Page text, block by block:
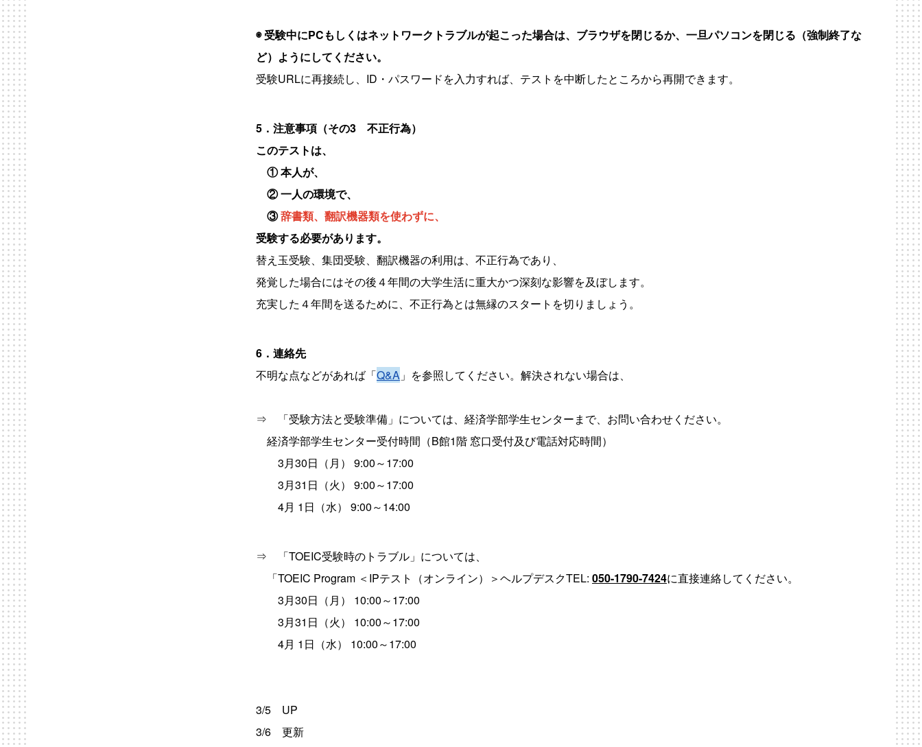
◉ 受験中にPCもしくはネットワークトラブルが起こった場合は、ブラウザを閉じるか、一旦パソコンを閉じる（強制終了な
ど）ようにしてください。
受験URLに再接続し、ID・パスワードを入力すれば、テストを中断したところから再開できます。
5．注意事項（その3 不正行為）
このテストは、
①本人が、
② 一人の環境で、
③辞書類、翻訳機器類を使わずに、
受験する必要があります。
替え玉受験、集団受験、翻訳機器の利用は、不正行為であり、
発覚した場合にはその後４年間の大学生活に重大かつ深刻な影響を及ぼします。
充実した４年間を送るために、不正行為とは無縁のスタートを切りましょう。
6．連絡先
不明な点などがあれば「Q&A 」を参照してください。解決されない場合は、
⇒ 「受験方法と受験準備」については、経済学部学生センターまで、お問い合わせください。
経済学部学生センター受付時間（B館1階 窓口受付及び電話対応時間）
3月30日（月） 9:00～17:00
3月31日（火） 9:00～17:00
4月 1日（水） 9:00～14:00
⇒ 「TOEIC受験時のトラブル」については、
「TOEIC Program ＜IPテスト（オンライン）＞ヘルプデスクTEL: 050-1790-7424に直接連絡してください。
3月30日（月） 10:00～17:00
3月31日（火） 10:00～17:00
4月 1日（水） 10:00～17:00
3/5 UP
3/6 更新